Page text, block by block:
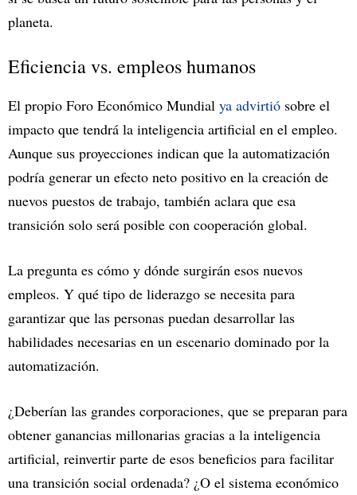
planeta.
Eficiencia vs. empleos humanos
El propio Foro Económico Mundial ya advirtió sobre el
impacto que tendrá la inteligencia artificial en el empleo.
Aunque sus proyecciones indican que la automatización
podría generar un efecto neto positivo en la creación de
nuevos puestos de trabajo, también aclara que esa
transición solo será posible con cooperación global.
La pregunta es cómo y dónde surgirán esos nuevos
empleos. Y qué tipo de liderazgo se necesita para
garantizar que las personas puedan desarrollar las
habilidades necesarias en un escenario dominado por la
automatización.
¿Deberían las grandes corporaciones, que se preparan para
obtener ganancias millonarias gracias a la inteligencia
artificial, reinvertir parte de esos beneficios para facilitar
una transición social ordenada? ¿O el sistema económico